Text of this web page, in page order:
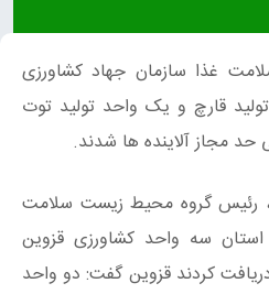
غذا سازمان جهاد کشاورزی
گفت: ۲ واحد تولید قارچ و یک واحد تولید توت
حد مجاز آلاینده ها شدند.
رئیس گروه محیط زیست سلامت
سه واحد کشاورزی قزوین
کردند قزوین گفت: دو واحد